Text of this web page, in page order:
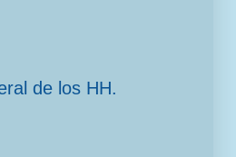
de los HH.